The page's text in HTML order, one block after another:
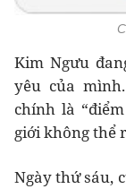
Kim Ngưu
yêu của
chính là
giới không thể
Ngày thứ sáu,